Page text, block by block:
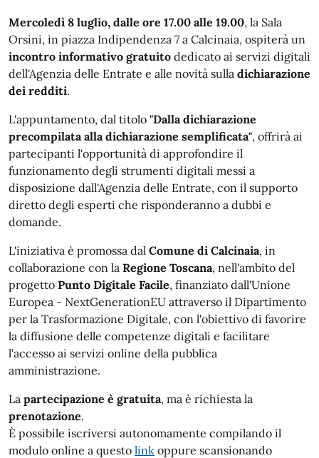
Descrizione
Mercoledì 8 luglio, dalle ore 17.00 alle 19.00, la Sala
Orsini, in piazza Indipendenza 7 a Calcinaia, ospiterà un
incontro informativo gratuito dedicato ai servizi digitali
dell'Agenzia delle Entrate e alle novità sulla dichiarazione
dei redditi.
L'appuntamento, dal titolo "Dalla dichiarazione
precompilata alla dichiarazione semplificata", offrirà ai
partecipanti l'opportunità di approfondire il
funzionamento degli strumenti digitali messi a
disposizione dall'Agenzia delle Entrate, con il supporto
diretto degli esperti che risponderanno a dubbi e
domande.
L'iniziativa è promossa dal Comune di Calcinaia, in
collaborazione con la Regione Toscana, nell'ambito del
progetto Punto Digitale Facile, finanziato dall'Unione
Europea - NextGenerationEU attraverso il Dipartimento
per la Trasformazione Digitale, con l'obiettivo di favorire
la diffusione delle competenze digitali e facilitare
l'accesso ai servizi online della pubblica
amministrazione.
La partecipazione è gratuita, ma è richiesta la
prenotazione.
È possibile iscriversi autonomamente compilando il
modulo online a questo link oppure scansionando